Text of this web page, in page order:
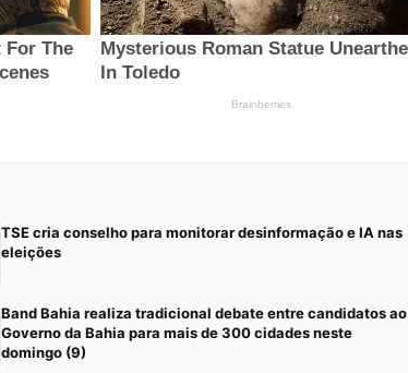
TSE cria conselho para monitorar desinformação e IA nas
eleições
Band Bahia realiza tradicional debate entre candidatos ao
Governo da Bahia para mais de 300 cidades neste
domingo (9)